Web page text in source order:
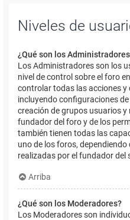
Niveles de
¿Qué son los
Los Administradores son los
nivel de control sobre el foro
controlar todas las acciones
incluyendo configuraciones
creación de grupos usuarios y
fundador del foro y de los
también tienen todas las
uno de los foros,
realizadas por el fundador del
Arriba
¿Qué son los Moderadores?
Los Moderadores son